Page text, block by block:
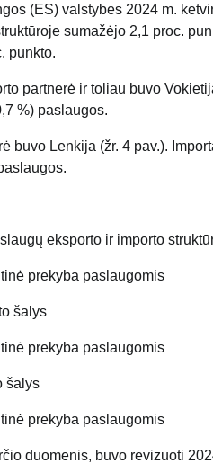
(ES) valstybes 2024 m.
sumažėjo 2,1 proc.
punkto.
partnerė ir toliau buvo
%) paslaugos.
buvo Lenkija (žr. 4 pav.).
eksporto ir importo
šalys
šalys
duomenis, buvo revizuoti